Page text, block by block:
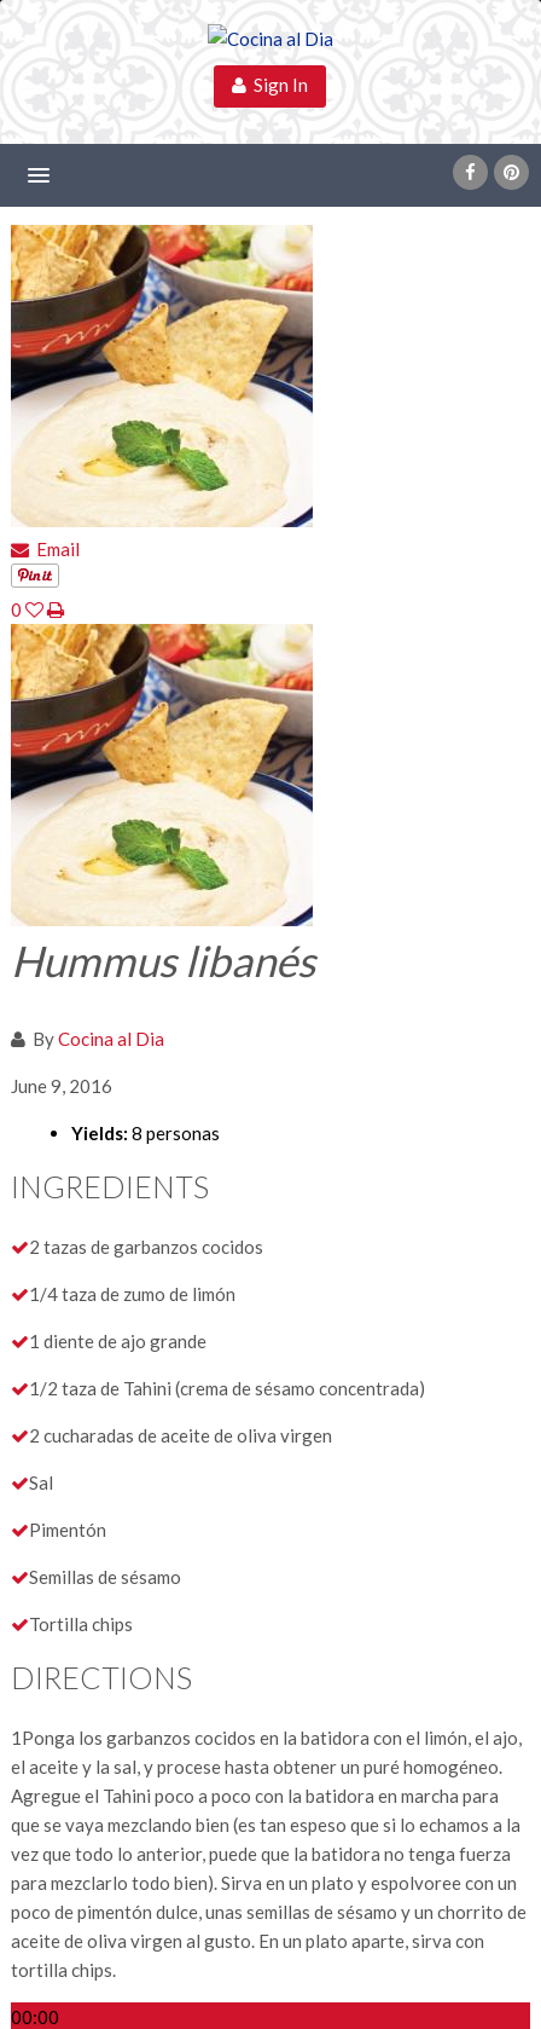
Sign In
Email
0
Hummus libanés
ByCocina al Dia
June 9, 2016
Yields: 8 personas
INGREDIENTS
2 tazas de garbanzos cocidos
1/4 taza de zumo de limón
1 diente de ajo grande
1/2 taza de Tahini (crema de sésamo concentrada)
2 cucharadas de aceite de oliva virgen
Sal
Pimentón
Semillas de sésamo
Tortilla chips
DIRECTIONS
1Ponga los garbanzos cocidos en la batidora con el limón, el ajo,
el aceite y la sal, y procese hasta obtener un puré homogéneo.
Agregue el Tahini poco a poco con la batidora en marcha para
que se vaya mezclando bien (es tan espeso que si lo echamos a la
vez que todo lo anterior, puede que la batidora no tenga fuerza
para mezclarlo todo bien). Sirva en un plato y espolvoree con un
poco de pimentón dulce, unas semillas de sésamo y un chorrito de
aceite de oliva virgen al gusto. En un plato aparte, sirva con
tortilla chips.
00:00